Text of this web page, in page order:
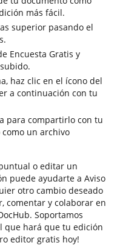
más fácil.
superior pasando el
Encuesta Gratis y
haz clic en el ícono del
a continuación con tu
para compartirlo con tu
un archivo
o editar un
puede ayudarte a Aviso
otro cambio deseado
comentar y colaborar en
Soportamos
que hará que tu edición
editor gratis hoy!